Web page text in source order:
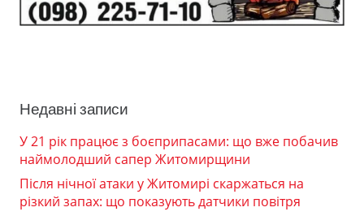
Недавні записи
У 21 рік працює з боєприпасами: що вже побачив
наймолодший сапер Житомирщини
Після нічної атаки у Житомирі скаржаться на
різкий запах: що показують датчики повітря